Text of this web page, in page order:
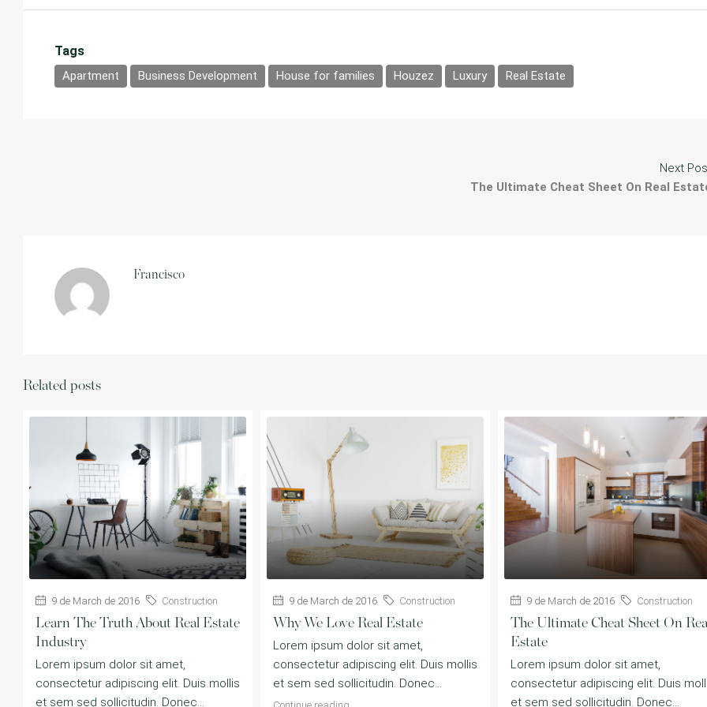
Tags
Apartment Business Development House for families Houzez Luxury Real Estate
Next
The Ultimate Cheat Sheet On Real
Francisco
Related posts
9 de March de 2016 Construction
Learn The Truth About Real Estate
Industry
Lorem ipsum dolor sit amet,
consectetur adipiscing elit. Duis mollis
et sem sed sollicitudin. Donec...
9 de March de 2016 Construction
Why We Love Real Estate
Lorem ipsum dolor sit amet,
consectetur adipiscing elit. Duis mollis
et sem sed sollicitudin. Donec...
9 de March de 2016 Construction
The Ultimate Cheat Sheet On
Estate
Lorem ipsum dolor sit amet,
consectetur adipiscing elit. Duis
et sem sed sollicitudin. Donec...